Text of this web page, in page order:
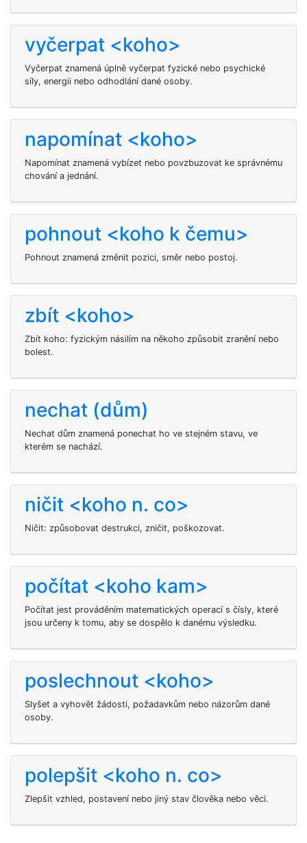
vyčerpat <koho>
Vyčerpat znamená úplně vyčerpat fyzické nebo psychické
síly, energii nebo odhodlání dané osoby.
napomínat <koho>
Napomínat znamená vybízet nebo povzbuzovat ke správnému
chování a jednání.
pohnout <koho k čemu>
Pohnout znamená změnit pozici, směr nebo postoj.
zbít <koho>
Zbít koho: fyzickým násilím na někoho způsobit zranění nebo
bolest.
nechat (dům)
Nechat dům znamená ponechat ho ve stejném stavu, ve
kterém se nachází.
ničit <koho n. co>
Ničit: způsobovat destrukci, zničit, poškozovat.
počítat <koho kam>
Počítat jest prováděním matematických operací s čísly, které
jsou určeny k tomu, aby se dospělo k danému výsledku.
poslechnout <koho>
Slyšet a vyhovět žádosti, požadavkům nebo názorům dané
osoby.
polepšit <koho n. co>
Zlepšit vzhled, postavení nebo jiný stav člověka nebo věci.